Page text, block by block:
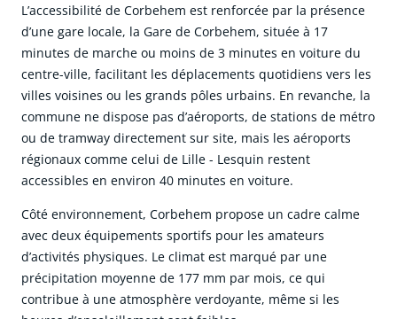
L’accessibilité de Corbehem est renforcée par la présence
d’une gare locale, la Gare de Corbehem, située à 17
minutes de marche ou moins de 3 minutes en voiture du
centre-ville, facilitant les déplacements quotidiens vers les
villes voisines ou les grands pôles urbains. En revanche, la
commune ne dispose pas d’aéroports, de stations de métro
ou de tramway directement sur site, mais les aéroports
régionaux comme celui de Lille - Lesquin restent
accessibles en environ 40 minutes en voiture.
Côté environnement, Corbehem propose un cadre calme
avec deux équipements sportifs pour les amateurs
d’activités physiques. Le climat est marqué par une
précipitation moyenne de 177 mm par mois, ce qui
contribue à une atmosphère verdoyante, même si les